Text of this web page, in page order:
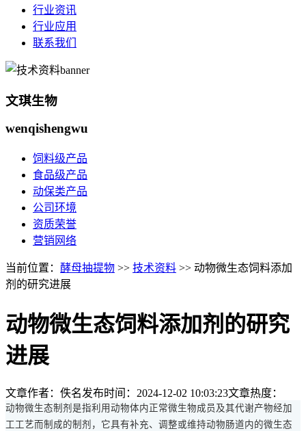
行业资讯
行业应用
联系我们
文琪生物
wenqishengwu
饲料级产品
食品级产品
动保类产品
公司环境
资质荣誉
营销网络
当前位置： 酵母抽提物 >> 技术资料 >> 动物微生态饲料添加
剂的研究进展
动物微生态饲料添加剂的研究
进展
文章作者：佚名发布时间： 2024-12-02 10:03:23文章热度：
动物微生态制剂是指利用动物体内正常微生物成员及其代谢产物经加
工工艺而制成的制剂，它具有补充、调整或维持动物肠道内的微生态